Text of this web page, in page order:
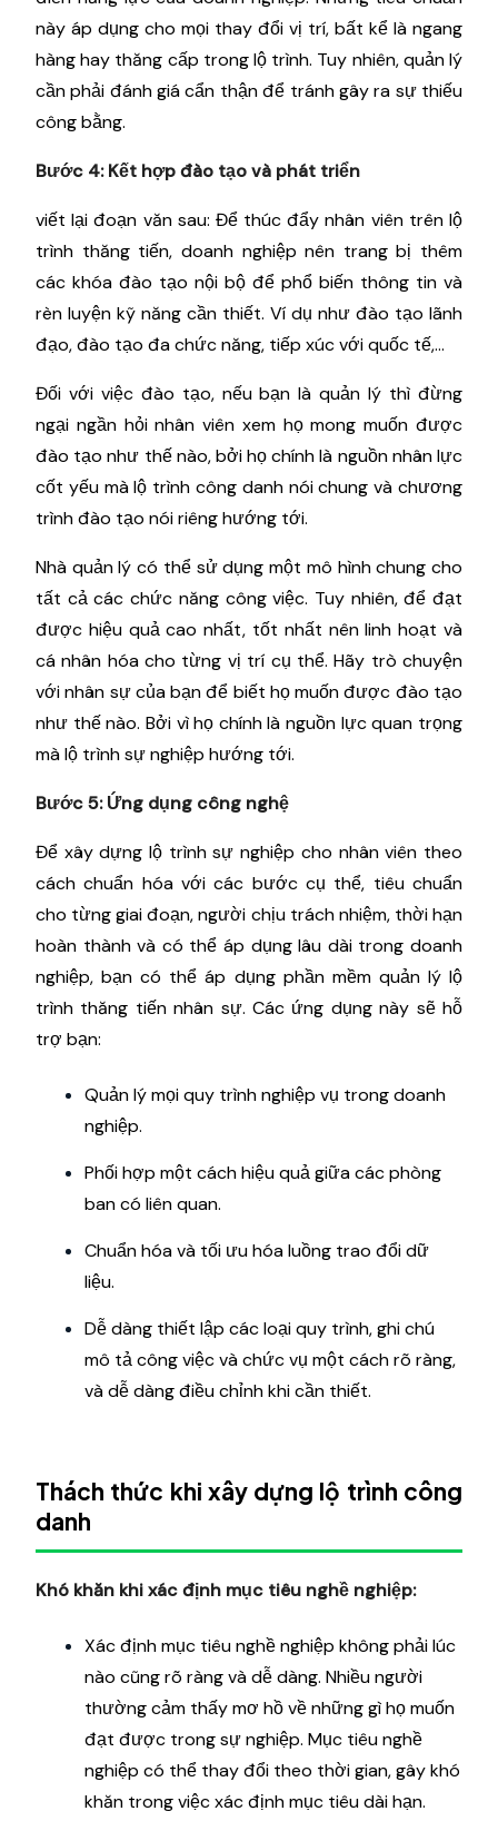
này áp dụng cho mọi thay đổi vị trí, bất kể là ngang
hàng hay thăng cấp trong lộ trình. Tuy nhiên, quản lý
cần phải đánh giá cẩn thận để tránh gây ra sự thiếu
công bằng.
Bước 4: Kết hợp đào tạo và phát triển
viết lại đoạn văn sau: Để thúc đẩy nhân viên trên lộ
trình thăng tiến, doanh nghiệp nên trang bị thêm
các khóa đào tạo nội bộ để phổ biến thông tin và
rèn luyện kỹ năng cần thiết. Ví dụ như đào tạo lãnh
đạo, đào tạo đa chức năng, tiếp xúc với quốc tế,…
Đối với việc đào tạo, nếu bạn là quản lý thì đừng
ngại ngần hỏi nhân viên xem họ mong muốn được
đào tạo như thế nào, bởi họ chính là nguồn nhân lực
cốt yếu mà lộ trình công danh nói chung và chương
trình đào tạo nói riêng hướng tới.
Nhà quản lý có thể sử dụng một mô hình chung cho
tất cả các chức năng công việc. Tuy nhiên, để đạt
được hiệu quả cao nhất, tốt nhất nên linh hoạt và
cá nhân hóa cho từng vị trí cụ thể. Hãy trò chuyện
với nhân sự của bạn để biết họ muốn được đào tạo
như thế nào. Bởi vì họ chính là nguồn lực quan trọng
mà lộ trình sự nghiệp hướng tới.
Bước 5: Ứng dụng công nghệ
Để xây dựng lộ trình sự nghiệp cho nhân viên theo
cách chuẩn hóa với các bước cụ thể, tiêu chuẩn
cho từng giai đoạn, người chịu trách nhiệm, thời hạn
hoàn thành và có thể áp dụng lâu dài trong doanh
nghiệp, bạn có thể áp dụng phần mềm quản lý lộ
trình thăng tiến nhân sự. Các ứng dụng này sẽ hỗ
trợ bạn:
Quản lý mọi quy trình nghiệp vụ trong doanh
nghiệp.
Phối hợp một cách hiệu quả giữa các phòng
ban có liên quan.
Chuẩn hóa và tối ưu hóa luồng trao đổi dữ
liệu.
Dễ dàng thiết lập các loại quy trình, ghi chú
mô tả công việc và chức vụ một cách rõ ràng,
và dễ dàng điều chỉnh khi cần thiết.
Thách thức khi xây dựng lộ trình công
danh
Khó khăn khi xác định mục tiêu nghề nghiệp:
Xác định mục tiêu nghề nghiệp không phải lúc
nào cũng rõ ràng và dễ dàng. Nhiều người
thường cảm thấy mơ hồ về những gì họ muốn
đạt được trong sự nghiệp. Mục tiêu nghề
nghiệp có thể thay đổi theo thời gian, gây khó
khăn trong việc xác định mục tiêu dài hạn.